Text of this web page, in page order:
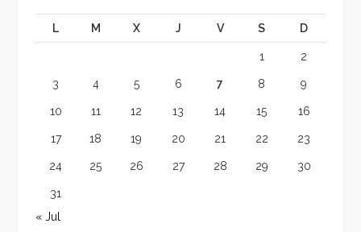
L M X J V S D
1 2
3 4 5 6 7 8 9
10 11 12 13 14 15 16
17 18 19 20 21 22 23
24 25 26 27 28 29 30
31
« Jul